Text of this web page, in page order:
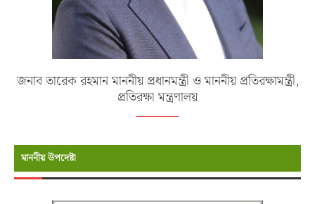
জনাব তারেক রহমান মাননীয় প্রধানমন্ত্রী ও মাননীয় প্রতিরক্ষামন্ত্রী,
প্রতিরক্ষা মন্ত্রণালয়
মাননীয় উপদেষ্টা